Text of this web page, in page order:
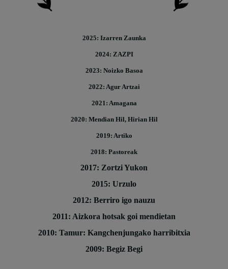
2025: Izarren Zaunka
2024: ZAZPI
2023: Noizko Basoa
2022: Agur Artzai
2021: Amagana
2020: Mendian Hil, Hirian Hil
2019: Artiko
2018: Pastoreak
2017: Zortzi Yukon
2015: Urzulo
2012: Berriro igo nauzu
2011: Aizkora hotsak goi mendietan
2010: Tamur: Kangchenjungako harribitxia
2009: Begiz Begi